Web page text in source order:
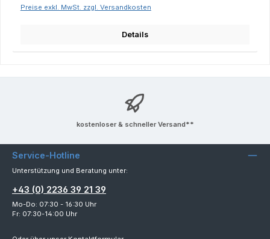
Preise exkl. MwSt. zzgl. Versandkosten
Details
kostenloser & schneller Versand**
Service-Hotline
Unterstützung und Beratung unter:
+43 (0) 2236 39 21 39
Mo-Do: 07:30 - 16:30 Uhr
Fr: 07:30-14:00 Uhr